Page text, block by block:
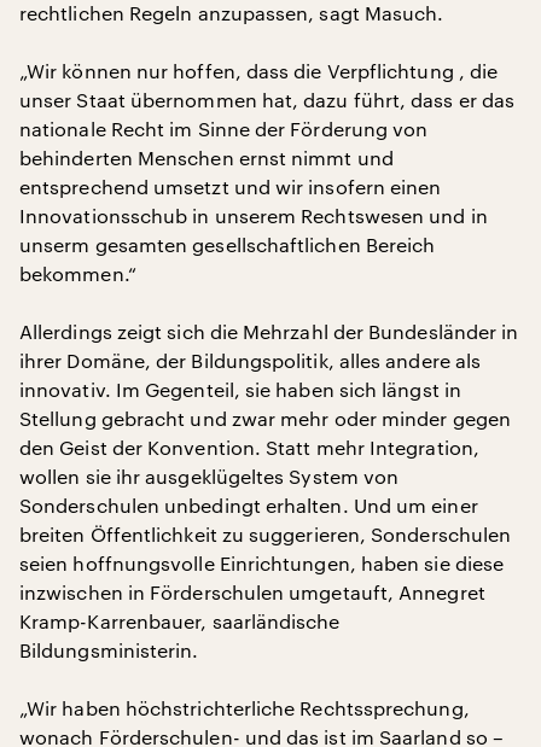
rechtlichen Regeln anzupassen, sagt Masuch.
„Wir können nur hoffen, dass die Verpflichtung , die
unser Staat übernommen hat, dazu führt, dass er das
nationale Recht im Sinne der Förderung von
behinderten Menschen ernst nimmt und
entsprechend umsetzt und wir insofern einen
Innovationsschub in unserem Rechtswesen und in
unserm gesamten gesellschaftlichen Bereich
bekommen.“
Allerdings zeigt sich die Mehrzahl der Bundesländer in
ihrer Domäne, der Bildungspolitik, alles andere als
innovativ. Im Gegenteil, sie haben sich längst in
Stellung gebracht und zwar mehr oder minder gegen
den Geist der Konvention. Statt mehr Integration,
wollen sie ihr ausgeklügeltes System von
Sonderschulen unbedingt erhalten. Und um einer
breiten Öffentlichkeit zu suggerieren, Sonderschulen
seien hoffnungsvolle Einrichtungen, haben sie diese
inzwischen in Förderschulen umgetauft, Annegret
Kramp-Karrenbauer, saarländische
Bildungsministerin.
„Wir haben höchstrichterliche Rechtssprechung,
wonach Förderschulen- und das ist im Saarland so –